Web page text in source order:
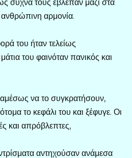
συχνά τους έβλεπαν μαζί στα
αρμονία.
του ήταν τελείως
του φαινόταν πανικός και
αμέσως να το συγκρατήσουν,
το κεφάλι του και ξέφυγε. Οι
και απρόβλεπτες,
αντηχούσαν ανάμεσα